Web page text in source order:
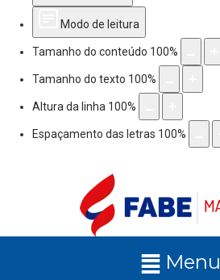
Modo de leitura
Tamanho do conteúdo 100%
Tamanho do texto 100%
Altura da linha 100%
Espaçamento das letras 100%
Menu